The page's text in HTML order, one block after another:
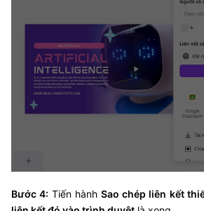
Bước 4: Tiến hànhSao chép liên kết